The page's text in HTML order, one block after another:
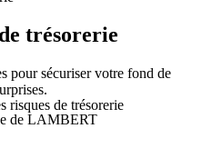
trésorerie
pour sécuriser votre fond de
de LAMBERT